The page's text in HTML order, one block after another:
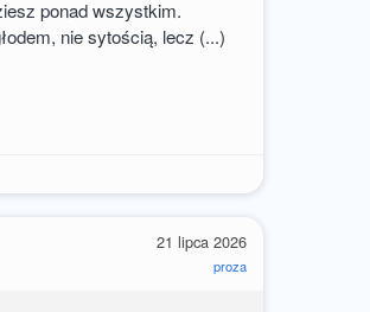
ponad wszystkim.
nie sytością, lecz (...)
21 lipca 2026
proza